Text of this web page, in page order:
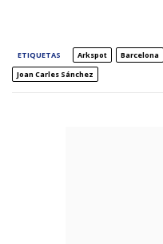
ETIQUETAS Arkspot Barcelona
Joan Carles Sánchez